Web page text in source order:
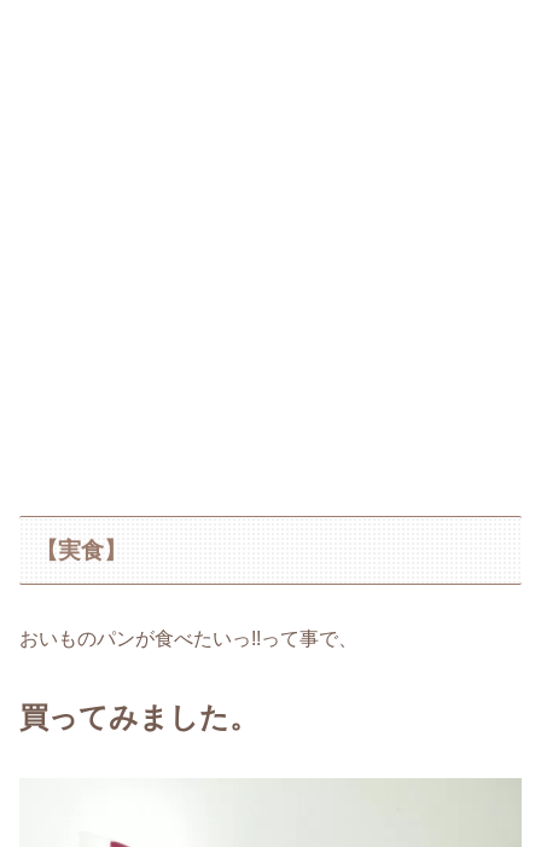
【実食】
おいものパンが食べたいっ!!って事で、
買ってみました。